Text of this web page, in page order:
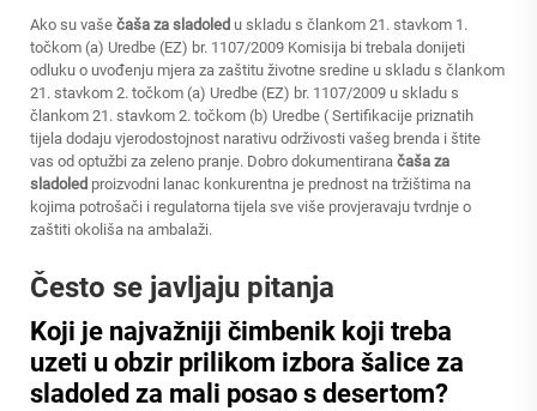
Ako su vaše čaša za sladoled u skladu s člankom 21. stavkom 1.
točkom (a) Uredbe (EZ) br. 1107/2009 Komisija bi trebala donijeti
odluku o uvođenju mjera za zaštitu životne sredine u skladu s člankom
21. stavkom 2. točkom (a) Uredbe (EZ) br. 1107/2009 u skladu s
člankom 21. stavkom 2. točkom (b) Uredbe ( Sertifikacije priznatih
tijela dodaju vjerodostojnost narativu održivosti vašeg brenda i štite
vas od optužbi za zeleno pranje. Dobro dokumentirana čaša za
sladoled proizvodni lanac konkurentna je prednost na tržištima na
kojima potrošači i regulatorna tijela sve više provjeravaju tvrdnje o
zaštiti okoliša na ambalaži.
Često se javljaju pitanja
Koji je najvažniji čimbenik koji treba
uzeti u obzir prilikom izbora šalice za
sladoled za mali posao s desertom?